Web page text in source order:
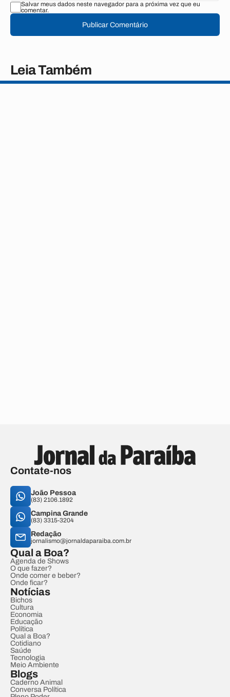
Salvar meus dados neste navegador para a próxima vez que eu
comentar.
Publicar Comentário
Leia Também
Contate-nos
João Pessoa
(83) 2106.1892
Campina Grande
(83) 3315-3204
Redação
jornalismo@jornaldaparaiba.com.br
Qual a Boa?
Agenda de Shows
O que fazer?
Onde comer e beber?
Onde ficar?
Notícias
Bichos
Cultura
Economia
Educação
Política
Qual a Boa?
Cotidiano
Saúde
Tecnologia
Meio Ambiente
Blogs
Caderno Animal
Conversa Política